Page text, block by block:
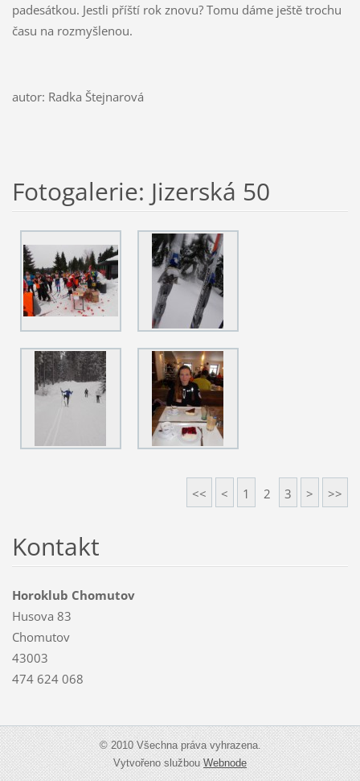
padesátkou. Jestli příští rok znovu? Tomu dáme ještě trochu
času na rozmyšlenou.
autor: Radka Štejnarová
Fotogalerie: Jizerská 50
<< < 1 2 3 > >>
Kontakt
Horoklub Chomutov
Husova 83
Chomutov
43003
474 624 068
© 2010 Všechna práva vyhrazena.
Vytvořeno službouWebnode